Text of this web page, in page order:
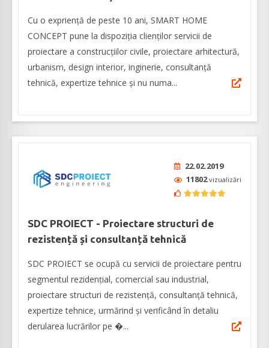
Cu o expriență de peste 10 ani, SMART HOME
CONCEPT pune la dispoziția clienților servicii de
proiectare a construcțiilor civile, proiectare arhitectură,
urbanism, design interior, inginerie, consultanță
tehnică, expertize tehnice și nu numa...
22.02.2019
11802vizualizări
SDC PROIECT - Proiectare structuri de
rezistență și consultanță tehnică
SDC PROIECT se ocupă cu servicii de proiectare pentru
segmentul rezidențial, comercial sau industrial,
proiectare structuri de rezistență, consultanță tehnică,
expertize tehnice, urmărind și verificând în detaliu
derularea lucrărilor pe �...